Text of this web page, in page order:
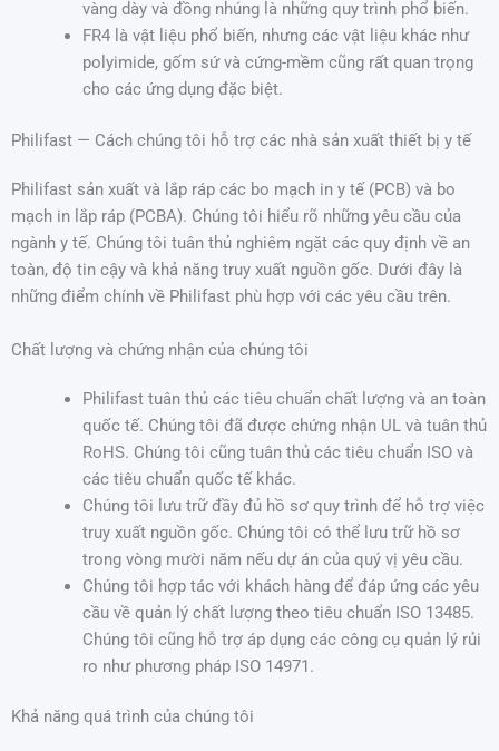
vàng dày và đồng nhúng là những quy trình phổ biến.
FR4 là vật liệu phổ biến, nhưng các vật liệu khác như
polyimide, gốm sứ và cứng-mềm cũng rất quan trọng
cho các ứng dụng đặc biệt.
Philifast — Cách chúng tôi hỗ trợ các nhà sản xuất thiết bị y tế
Philifast sản xuất và lắp ráp các bo mạch in y tế (PCB) và bo
mạch in lắp ráp (PCBA). Chúng tôi hiểu rõ những yêu cầu của
ngành y tế. Chúng tôi tuân thủ nghiêm ngặt các quy định về an
toàn, độ tin cậy và khả năng truy xuất nguồn gốc. Dưới đây là
những điểm chính về Philifast phù hợp với các yêu cầu trên.
Chất lượng và chứng nhận của chúng tôi
Philifast tuân thủ các tiêu chuẩn chất lượng và an toàn
quốc tế. Chúng tôi đã được chứng nhận UL và tuân thủ
RoHS. Chúng tôi cũng tuân thủ các tiêu chuẩn ISO và
các tiêu chuẩn quốc tế khác.
Chúng tôi lưu trữ đầy đủ hồ sơ quy trình để hỗ trợ việc
truy xuất nguồn gốc. Chúng tôi có thể lưu trữ hồ sơ
trong vòng mười năm nếu dự án của quý vị yêu cầu.
Chúng tôi hợp tác với khách hàng để đáp ứng các yêu
cầu về quản lý chất lượng theo tiêu chuẩn ISO 13485.
Chúng tôi cũng hỗ trợ áp dụng các công cụ quản lý rủi
ro như phương pháp ISO 14971.
Khả năng quá trình của chúng tôi